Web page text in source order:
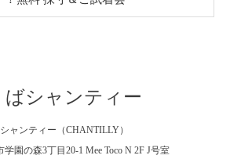
ばシャンティー
ャンティー（CHANTILLY）
園の森3丁目20-1 Mee Toco N 2F J号室